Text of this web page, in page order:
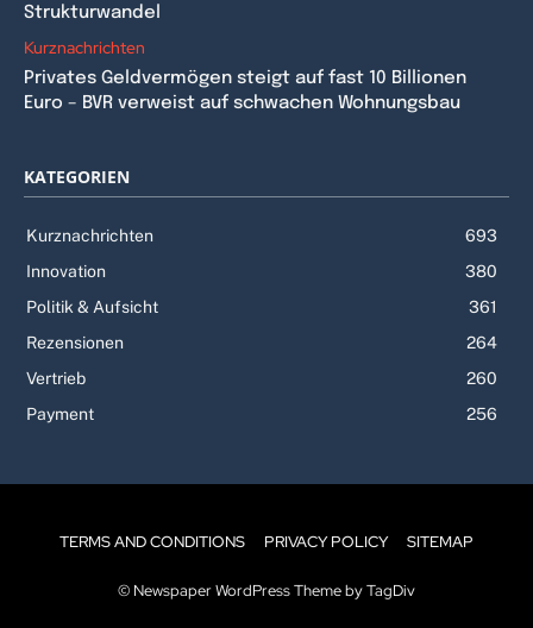
Strukturwandel
Kurznachrichten
Privates Geldvermögen steigt auf fast 10 Billionen
Euro – BVR verweist auf schwachen Wohnungsbau
KATEGORIEN
Kurznachrichten
693
Innovation
380
Politik & Aufsicht
361
Rezensionen
264
Vertrieb
260
Payment
256
TERMS AND CONDITIONS PRIVACY POLICY SITEMAP
© Newspaper WordPress Theme by TagDiv